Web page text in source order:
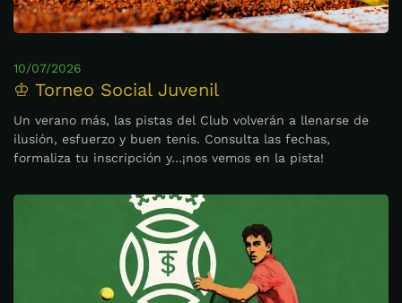
10/07/2026
♔ Torneo Social Juvenil
Un verano más, las pistas del Club volverán a llenarse de
ilusión, esfuerzo y buen tenis. Consulta las fechas,
formaliza tu inscripción y…¡nos vemos en la pista!